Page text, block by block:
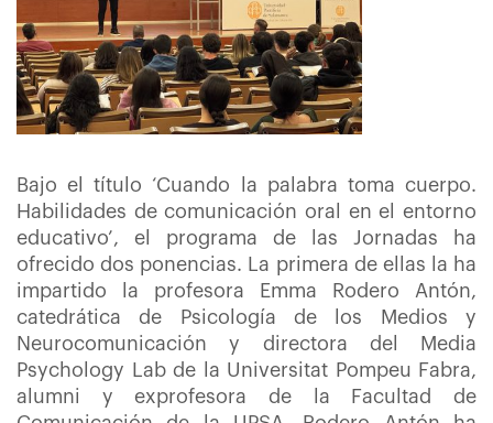
Bajo el título ‘Cuando la palabra toma cuerpo.
Habilidades de comunicación oral en el entorno
educativo’, el programa de las Jornadas ha
ofrecido dos ponencias. La primera de ellas la ha
impartido la profesora Emma Rodero Antón,
catedrática de Psicología de los Medios y
Neurocomunicación y directora del Media
Psychology Lab de la Universitat Pompeu Fabra,
alumni y exprofesora de la Facultad de